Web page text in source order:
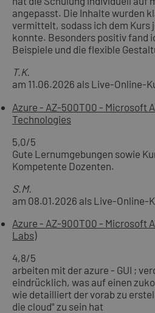
angepasst. Die Inhalte wurden
vermittelt, sodass ich dem Kurs
konnte. Besonders positiv fand
Beispiele und die flexible
T.K.
am 11.06.2026 als Live-Online-
Azure - AZ-500T00 - Microsoft
Technologies
5,0/5
Gute Lernumgebungen sowie
Kompetente Dozenten.
S.M.
am 08.01.2026 als Live-Online-
Azure - AZ-900T00 - Microsoft
Labs)
4,8/5
arbeiten mit der azure - GUI ;
eindrücklich, was auf einen
wie detailliert der vorab zu
die cloud" zu sein hat